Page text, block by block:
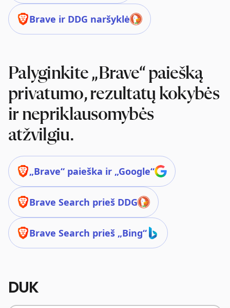
Brave ir DDG naršyklė
Palyginkite „Brave“ paiešką
privatumo, rezultatų kokybės
ir nepriklausomybės
atžvilgiu.
„Brave“ paieška ir „Google“
Brave Search prieš DDG
Brave Search prieš „Bing“
DUK